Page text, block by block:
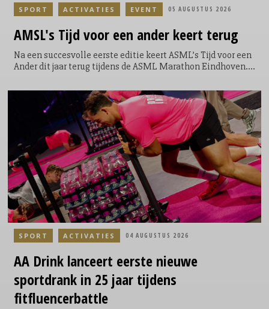
AMSL's Tijd voor een ander keert terug
Na een succesvolle eerste editie keert ASML’s Tijd voor een
Ander dit jaar terug tijdens de ASML Marathon Eindhoven.
een extra ronde te lopen door het Philips Stadion. Een
symbolische, maar krachtige toevoeging aan hun race; niet
voor zichzelf, maar voor een ander. Door de extra ronde te
lopen kunnen de lopers geld ophalen en direct bijdragen
aan een goed doel. Voor elke loper die door het Philips
Stadion loopt, doneert ASML €5.
SPORT ACTIVATIES EVENT 05 AUGUSTUS 2026
AA Drink lanceert eerste nieuwe
sportdrank in 25 jaar tijdens
fitfluencerbattle
SPORT ACTIVATIES 04 AUGUSTUS 2026